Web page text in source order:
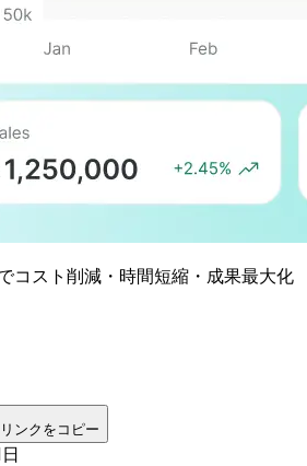
コスト削減・時間短縮・成果最大化
リンクをコピー